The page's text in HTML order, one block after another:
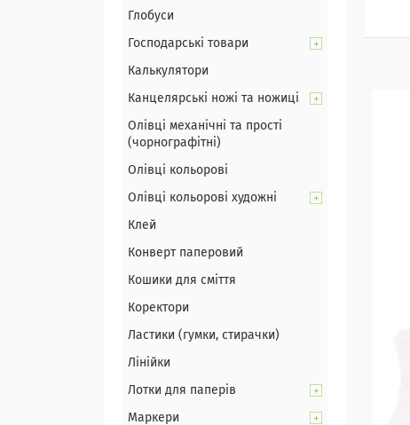
Глобуси
Господарські товари
Калькулятори
Канцелярські ножі та ножиці
Олівці механічні та прості
(чорнографітні)
Олівці кольорові
Олівці кольорові художні
Клей
Конверт паперовий
Кошики для сміття
Коректори
Ластики (гумки, стирачки)
Лінійки
Лотки для паперів
Маркери